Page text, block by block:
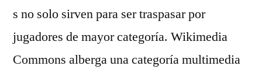
s no solo sirven para ser traspasar por
jugadores de mayor categoría. Wikimedia
Commons alberga una categoría multimedia